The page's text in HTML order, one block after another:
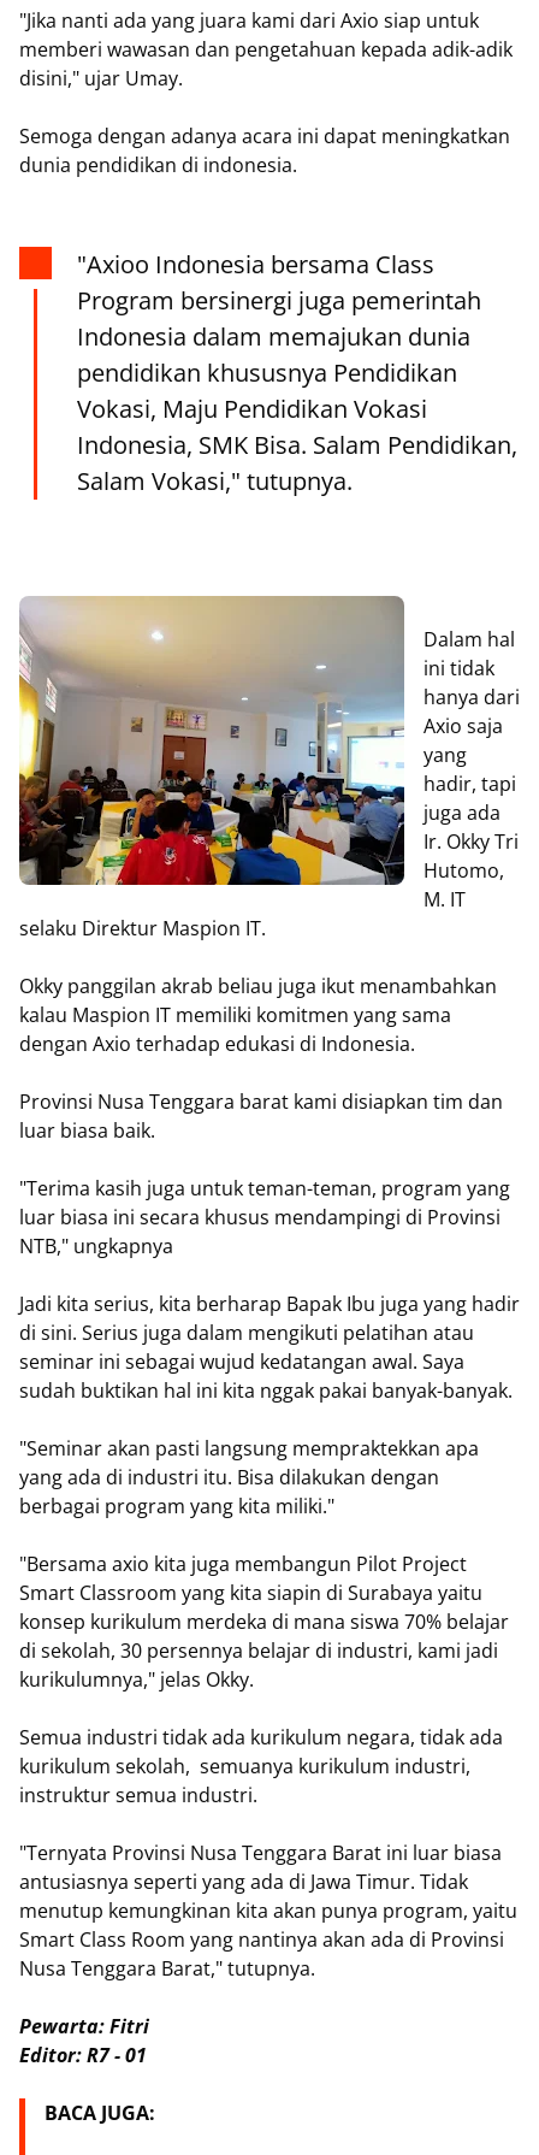
"Jika nanti ada yang juara kami dari Axio siap untuk
memberi wawasan dan pengetahuan kepada adik-adik
disini," ujar Umay.
Semoga dengan adanya acara ini dapat meningkatkan
dunia pendidikan di indonesia.
"Axioo Indonesia bersama Class
Program bersinergi juga pemerintah
Indonesia dalam memajukan dunia
pendidikan khususnya Pendidikan
Vokasi, Maju Pendidikan Vokasi
Indonesia, SMK Bisa. Salam Pendidikan,
Salam Vokasi," tutupnya.
Dalam hal
ini tidak
hanya dari
Axio saja
yang
hadir, tapi
juga ada
Ir. Okky Tri
Hutomo,
M. IT
selaku Direktur Maspion IT.
Okky panggilan akrab beliau juga ikut menambahkan
kalau Maspion IT memiliki komitmen yang sama
dengan Axio terhadap edukasi di Indonesia.
Provinsi Nusa Tenggara barat kami disiapkan tim dan
luar biasa baik.
"Terima kasih juga untuk teman-teman, program yang
luar biasa ini secara khusus mendampingi di Provinsi
NTB," ungkapnya
Jadi kita serius, kita berharap Bapak Ibu juga yang hadir
di sini. Serius juga dalam mengikuti pelatihan atau
seminar ini sebagai wujud kedatangan awal. Saya
sudah buktikan hal ini kita nggak pakai banyak-banyak.
"Seminar akan pasti langsung mempraktekkan apa
yang ada di industri itu. Bisa dilakukan dengan
berbagai program yang kita miliki."
"Bersama axio kita juga membangun Pilot Project
Smart Classroom yang kita siapin di Surabaya yaitu
konsep kurikulum merdeka di mana siswa 70% belajar
di sekolah, 30 persennya belajar di industri, kami jadi
kurikulumnya," jelas Okky.
Semua industri tidak ada kurikulum negara, tidak ada
kurikulum sekolah, semuanya kurikulum industri,
instruktur semua industri.
"Ternyata Provinsi Nusa Tenggara Barat ini luar biasa
antusiasnya seperti yang ada di Jawa Timur. Tidak
menutup kemungkinan kita akan punya program, yaitu
Smart Class Room yang nantinya akan ada di Provinsi
Nusa Tenggara Barat," tutupnya.
Pewarta: Fitri
Editor: R7 - 01
BACA JUGA: